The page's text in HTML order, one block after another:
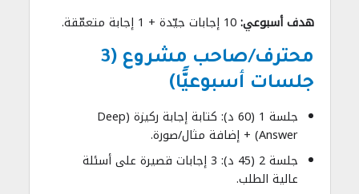
هدف أسبوعي:10 إجابات جيّدة + 1 إجابة متعمّقة.
محترف/صاحب مشروع (3
جلسات أسبوعيًّا)
جلسة 1 (60 د): كتابة إجابة ركيزة (Deep
Answer) + إضافة مثال/صورة.
جلسة 2 (45 د): 3 إجابات قصيرة على أسئلة
عالية الطلب.